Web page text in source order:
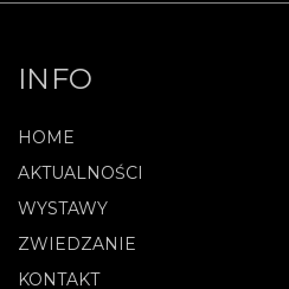
INFO
HOME
AKTUALNOŚCI
WYSTAWY
ZWIEDZANIE
KONTAKT